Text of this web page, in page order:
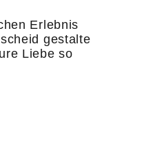
Erlebnis
gestalte
Liebe so